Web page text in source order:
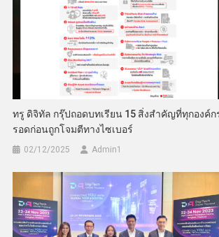
ทรู ดิจิทัล กรุ๊ปถอดบทเรียน 15 สิ่งสำคัญที่ทุกองค์ก
รอดก่อนถูกโจมตีทางไซเบอร์
02/12/2025 Admin​1